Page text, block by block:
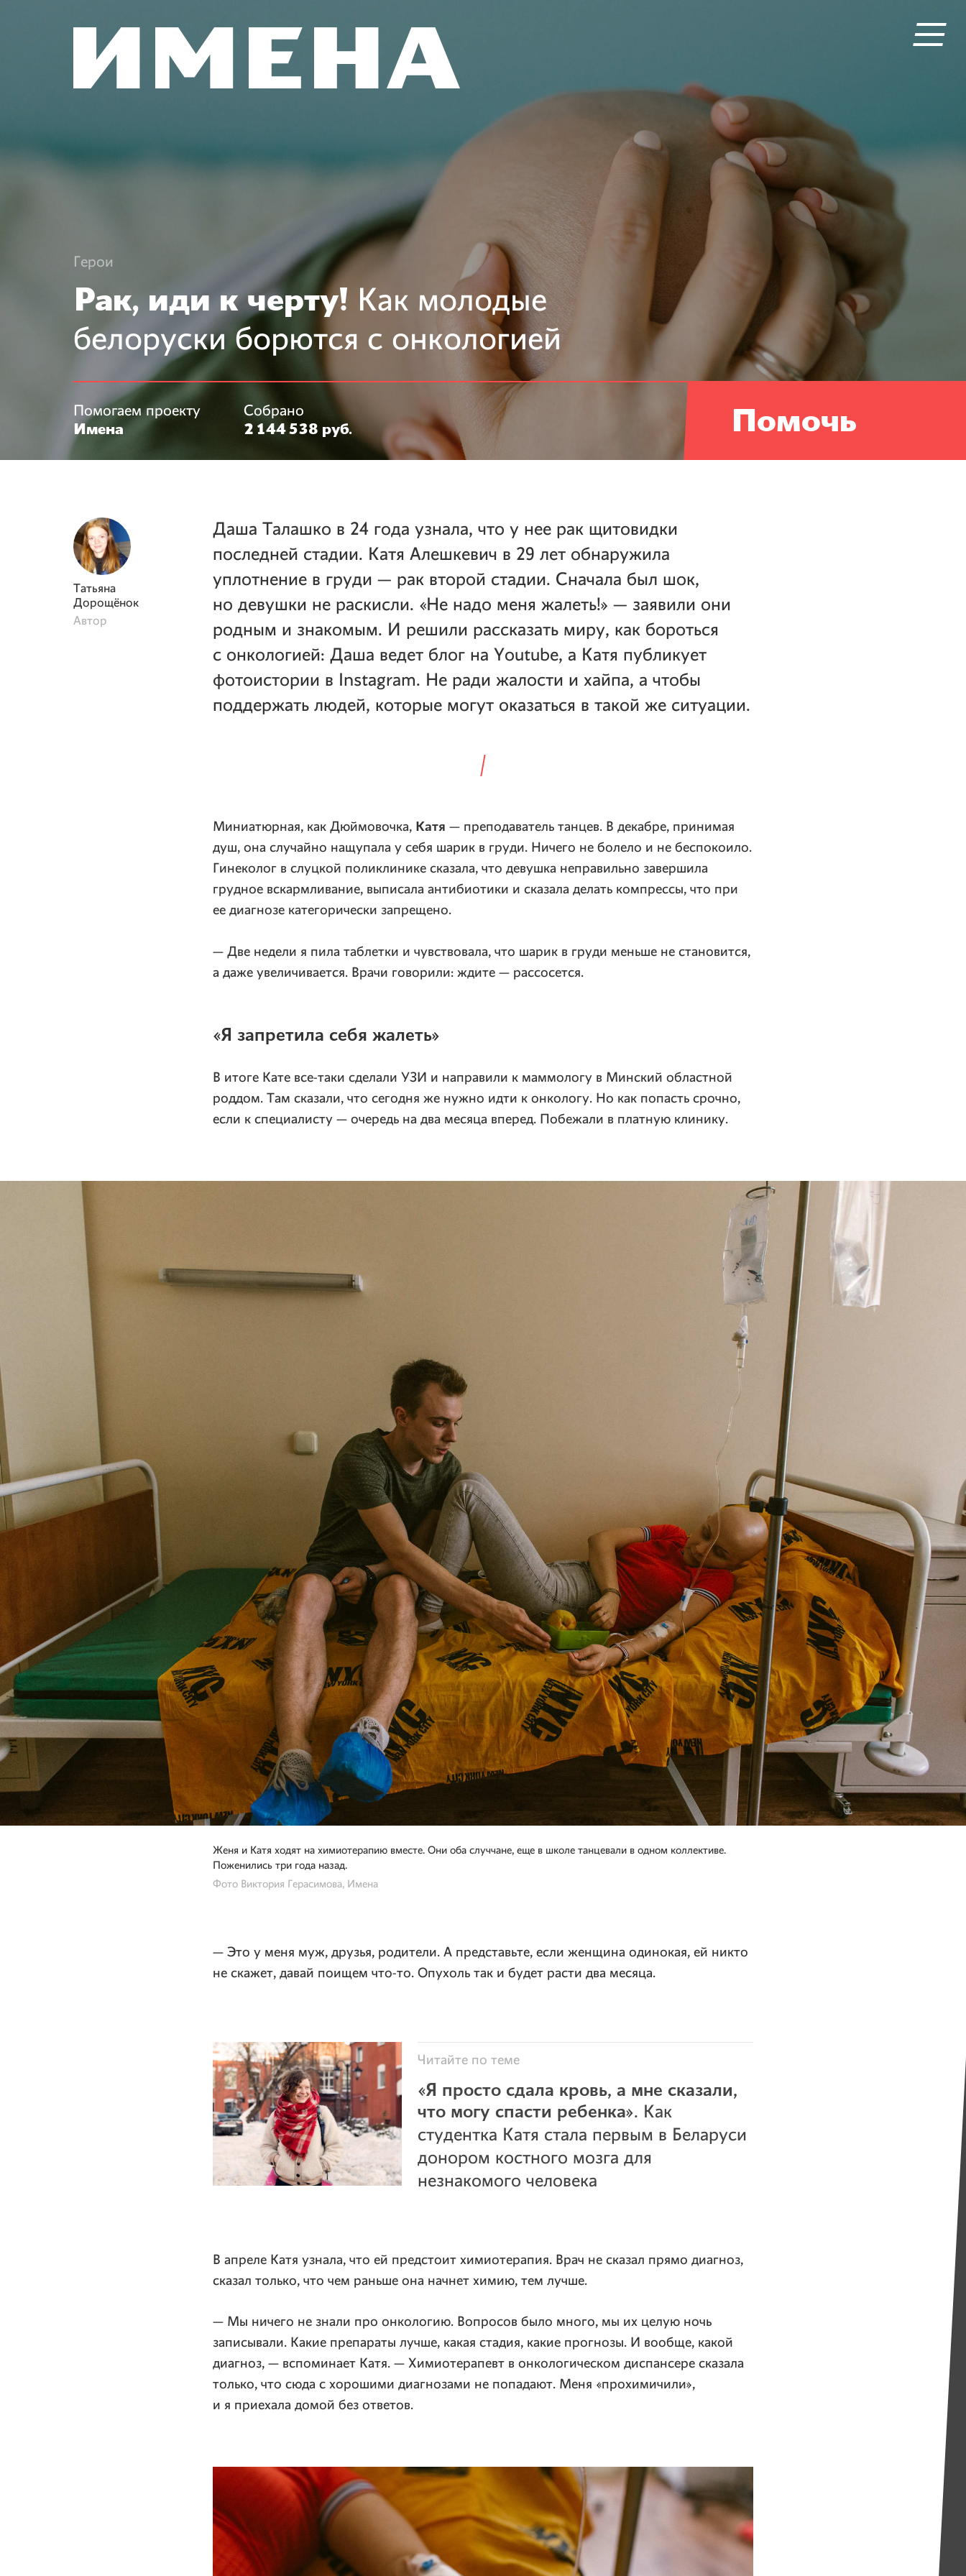
Герои
Рак, иди к черту! Как молодые
белоруски борются с онкологией
Помогаем проекту
Имена
Собрано
2 144 538 руб. Помочь
Татьяна
Дорощёнок
Автор
Даша Талашко в 24 года узнала, что у нее рак щитовидки
последней стадии. Катя Алешкевич в 29 лет обнаружила
уплотнение в груди — рак второй стадии. Сначала был шок,
но девушки не раскисли. «Не надо меня жалеть!» — заявили они
родным и знакомым. И решили рассказать миру, как бороться
с онкологией: Даша ведет блог на Youtube, а Катя публикует
фотоистории в Instagram. Не ради жалости и хайпа, а чтобы
поддержать людей, которые могут оказаться в такой же ситуации.
Миниатюрная, как Дюймовочка, Катя — преподаватель танцев. В декабре, принимая
душ, она случайно нащупала у себя шарик в груди. Ничего не болело и не беспокоило.
Гинеколог в слуцкой поликлинике сказала, что девушка неправильно завершила
грудное вскармливание, выписала антибиотики и сказала делать компрессы, что при
ее диагнозе категорически запрещено.
— Две недели я пила таблетки и чувствовала, что шарик в груди меньше не становится,
а даже увеличивается. Врачи говорили: ждите — рассосется.
«Я запретила себя жалеть»
В итоге Кате все-таки сделали УЗИ и направили к маммологу в Минский областной
роддом. Там сказали, что сегодня же нужно идти к онкологу. Но как попасть срочно,
если к специалисту — очередь на два месяца вперед. Побежали в платную клинику.
Женя и Катя ходят на химиотерапию вместе. Они оба случчане, еще в школе танцевали в одном коллективе.
Поженились три года назад.
Фото Виктория Герасимова, Имена
— Это у меня муж, друзья, родители. А представьте, если женщина одинокая, ей никто
не скажет, давай поищем что-то. Опухоль так и будет расти два месяца.
«Я просто сдала кровь, а мне сказали,
что могу спасти ребенка». Как
студентка Катя стала первым в Беларуси
донором костного мозга для
незнакомого человека
В апреле Катя узнала, что ей предстоит химиотерапия. Врач не сказал прямо диагноз,
сказал только, что чем раньше она начнет химию, тем лучше.
— Мы ничего не знали про онкологию. Вопросов было много, мы их целую ночь
записывали. Какие препараты лучше, какая стадия, какие прогнозы. И вообще, какой
диагноз, — вспоминает Катя. — Химиотерапевт в онкологическом диспансере сказала
только, что сюда с хорошими диагнозами не попадают. Меня «прохимичили»,
и я приехала домой без ответов.